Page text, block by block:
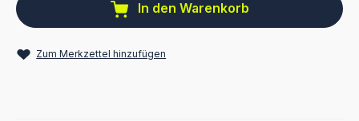
In den Warenkorb
Zum Merkzettel hinzufügen